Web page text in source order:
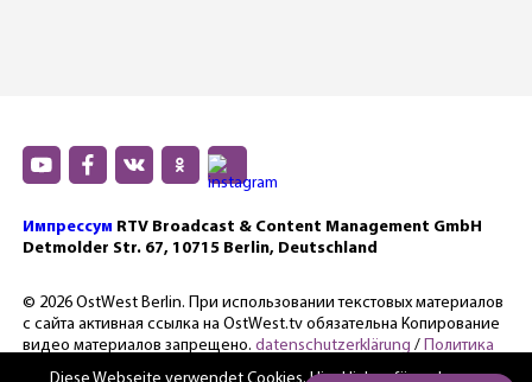
Импрессум RTV Broadcast & Content Management GmbH
Detmolder Str. 67, 10715 Berlin, Deutschland
© 2026 OstWest Berlin. При использовании текстовых материалов
с сайта активная ссылка на OstWest.tv обязательна Копирование
видео материалов запрещено. datenschutzerklärung /
Политика